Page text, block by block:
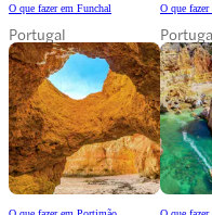
O que fazer em Funchal
Portugal
O que